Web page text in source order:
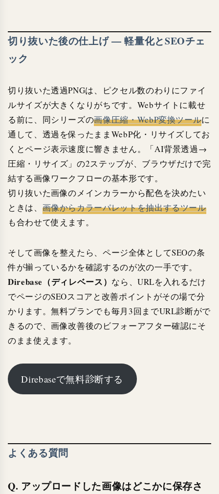
切り抜いた後の仕上げ — 軽量化とSEOチェ
ック
切り抜いた透過PNGは、ピクセル数のわりにファイ
ルサイズが大きくなりがちです。Webサイトに載せ
る前に、同シリーズの画像圧縮・WebP変換ツールに
通して、透過を保ったままWebP化・リサイズしてお
くとページ表示速度に響きません。「AI背景透過→
圧縮・リサイズ」の2ステップが、ブラウザだけで完
結する画像ワークフローの基本形です。
切り抜いた画像のメインカラーから配色を決めたい
ときは、 画像からカラーパレットを抽出するツール
も合わせて使えます。
そして画像を整えたら、ページ全体としてSEOの条
件が揃っているかを確認するのが次の一手です。
Direbase（ディレベース） なら、URLを入れるだけ
でページのSEOスコアと改善ポイントがその場で分
かります。無料プランでも毎月3回までURL診断がで
きるので、画像改善後のビフォーアフター確認にそ
のまま使えます。
Direbaseで無料診断する
よくある質問
Q. アップロードした画像はどこかに保存さ